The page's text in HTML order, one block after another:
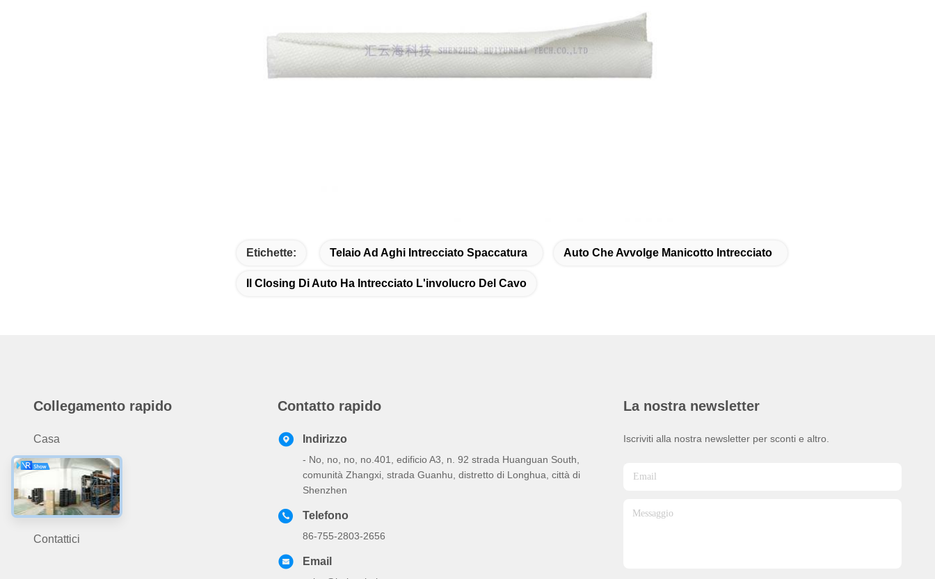
Etichette: Telaio Ad Aghi Intrecciato Spaccatura Auto Che Avvolge Manicotto Intrecciato
Il Closing Di Auto Ha Intrecciato L'involucro Del Cavo
Collegamento rapido
Casa
Prodotti
Chi Siamo
Notizie
Contattici
Contatto rapido
Indirizzo
- No, no, no, no.401, edificio A3, n. 92 strada Huanguan South,
comunità Zhangxi, strada Guanhu, distretto di Longhua, città di
Shenzhen
Telefono
86-755-2803-2656
Email
La nostra newsletter
Iscriviti alla nostra newsletter per sconti e altro.